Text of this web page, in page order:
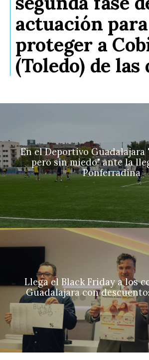
actuación para
proteger a
(Toledo) de las
En el Deportivo Guadalajara
pero sin miedo" ante la
Ponferradina
Llega el Black Friday a los
Guadalajara con